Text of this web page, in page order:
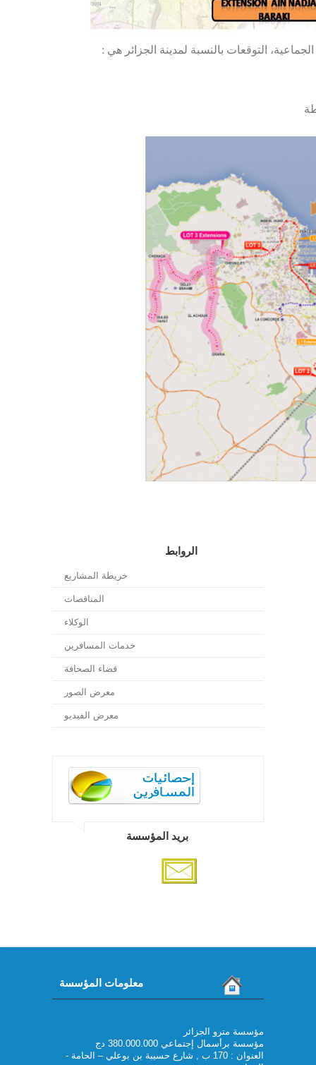
التوقعات بالنسبة لمدينة الجزائر هي :
الروابط
خريطة المشاريع
المناقصات
الوكلاء
خدمات المسافرين
فضاء الصحافة
معرض الصور
معرض الفيديو
بريد المؤسسة
معلومات المؤسسة
مؤسسة مترو الجزائر
مؤسسة برأسمال إجتماعي 380.000.000 دج
العنوان : 170 ب , شارع حسيبة بن بوعلي – الحامة -